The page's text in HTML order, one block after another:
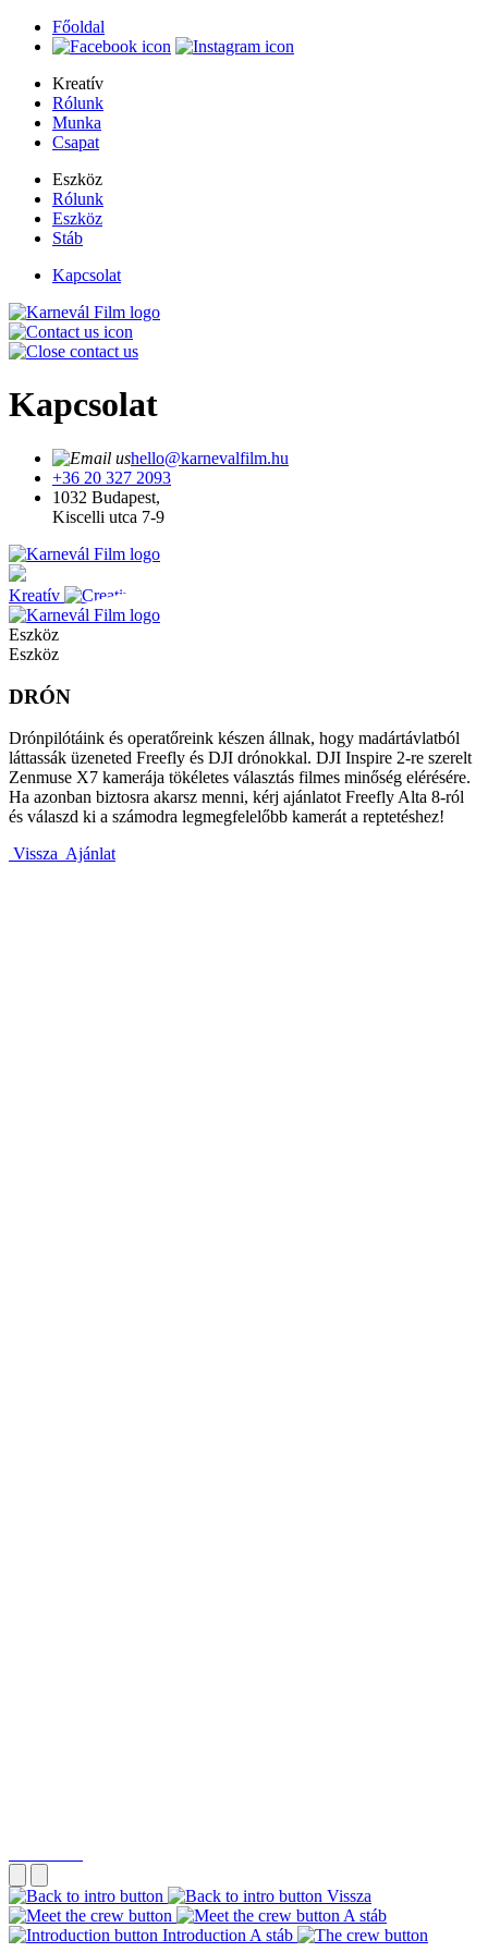
Főoldal
Kreatív
Rólunk
Munka
Csapat
Eszköz
Rólunk
Eszköz
Stáb
Kapcsolat
Kapcsolat
hello@karnevalfilm.hu
+36 20 327 2093
1032 Budapest,
Kiscelli utca 7-9
Kreatív
Eszköz
Eszköz
DRÓN
Drónpilótáink és operatőreink készen állnak, hogy madártávlatból
láttassák üzeneted Freefly és DJI drónokkal. DJI Inspire 2-re szerelt
Zenmuse X7 kamerája tökéletes választás filmes minőség elérésére.
Ha azonban biztosra akarsz menni, kérj ajánlatot Freefly Alta 8-ról
és válaszd ki a számodra legmegfelelőbb kamerát a reptetéshez!
Vissza Ajánlat
Vissza
A stáb
Introduction A stáb